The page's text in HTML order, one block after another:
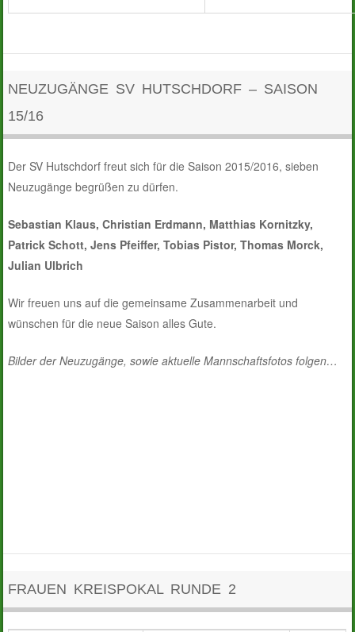
NEUZUGÄNGE SV HUTSCHDORF – SAISON
15/16
Der SV Hutschdorf freut sich für die Saison 2015/2016, sieben
Neuzugänge begrüßen zu dürfen.
Sebastian Klaus, Christian Erdmann, Matthias Kornitzky,
Patrick Schott, Jens Pfeiffer, Tobias Pistor, Thomas Morck,
Julian Ulbrich
Wir freuen uns auf die gemeinsame Zusammenarbeit und
wünschen für die neue Saison alles Gute.
Bilder der Neuzugänge, sowie aktuelle Mannschaftsfotos folgen…
FRAUEN KREISPOKAL RUNDE 2